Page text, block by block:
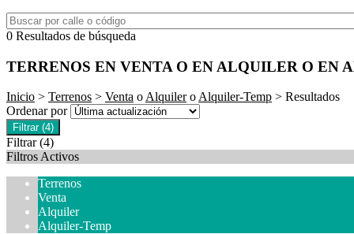
0 Resultados de búsqueda
TERRENOS EN VENTA O EN ALQUILER O EN
Inicio > Terrenos > Venta oAlquileroAlquiler-Temp > Resultados
Ordenar por
Filtrar (4)
Filtrar (4)
Filtros Activos
Terrenos
Venta
Alquiler
Alquiler-Temp